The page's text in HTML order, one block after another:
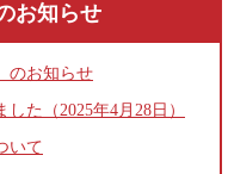
お知らせ
のお知らせ
た（2025年4月28日）
いて